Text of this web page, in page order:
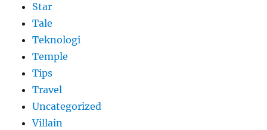
Star
Tale
Teknologi
Temple
Tips
Travel
Uncategorized
Villain